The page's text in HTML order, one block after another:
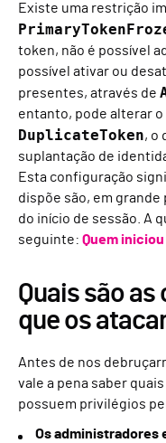
Existe uma restrição
token, não é possível
possível ativar ou
presentes, através de
entanto, pode alterar
DuplicateToken, o
suplantação de
Esta configuração
dispõe são, em
do início de sessão. A
seguinte: Quem
Quais são
que os
Antes de nos
vale a pena saber
possuem privilégios
Os administradores